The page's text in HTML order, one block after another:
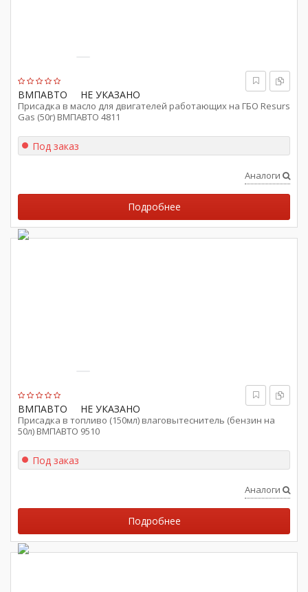
ВМПАВТО НЕ УКАЗАНО
Присадка в масло для двигателей работающих на ГБО Resurs
Gas (50г) ВМПАВТО 4811
Под заказ
Аналоги
Подробнее
ВМПАВТО НЕ УКАЗАНО
Присадка в топливо (150мл) влаговытеснитель (бензин на
50л) ВМПАВТО 9510
Под заказ
Аналоги
Подробнее